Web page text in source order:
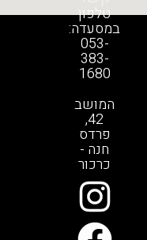
טלפון
במסעדה:
053-
383-
1680
המושב
42,
פרדס
חנה -
כרכור